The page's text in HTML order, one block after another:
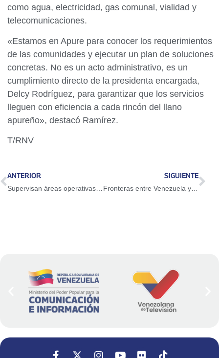
como agua, electricidad, gas comunal, vialidad y
telecomunicaciones.
«Estamos en Apure para conocer los requerimientos
de las comunidades y ejecutar un plan de soluciones
concretas. No es un acto administrativo, es un
cumplimiento directo de la presidenta encargada,
Delcy Rodríguez, para garantizar que los servicios
lleguen con eficiencia a cada rincón del llano
apureño», destacó Ramírez.
T/RNV
ANTERIOR
Supervisan áreas operativas y de atención del Aeropuerto de Maiquetía
SIGUIENTE
Fronteras entre Venezuela y Colombia estarán cerradas por elecciones presidenciales